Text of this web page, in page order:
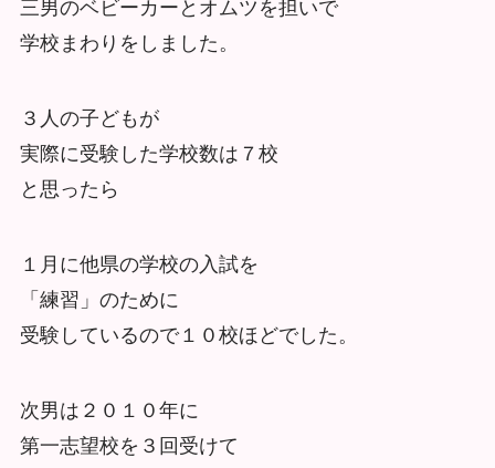
三男のベビーカーとオムツを担いで
学校まわりをしました。
３人の子どもが
実際に受験した学校数は７校
と思ったら
１月に他県の学校の入試を
「練習」のために
受験しているので１０校ほどでした。
次男は２０１０年に
第一志望校を３回受けて